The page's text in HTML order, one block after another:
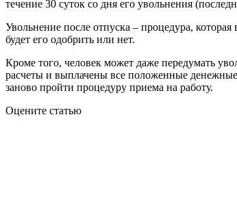
течение 30 суток со дня его увольнения
Увольнение после отпуска – процедура,
будет его одобрить или нет.
Кроме того, человек может даже передумать
расчеты и выплачены все положенные
заново пройти процедуру приема на работу.
Оцените статью